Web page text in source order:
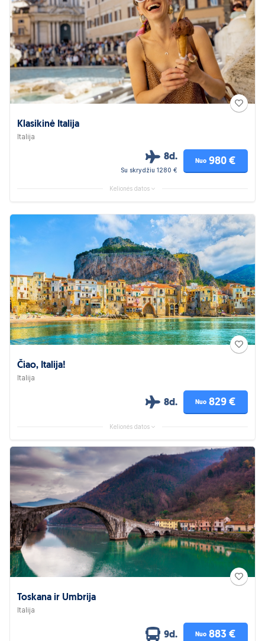
Klasikinė Italija
Italija
8d.
Su skrydžiu 1280 €
Nuo 980 €
Kelionės datos
Čiao, Italija!
Italija
8d. Nuo 829 €
Kelionės datos
Toskana ir Umbrija
Italija
9d. Nuo 883 €